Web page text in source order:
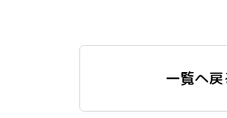
一覧へ戻